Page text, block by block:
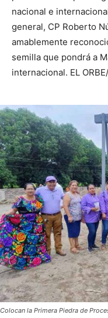
nacional e
general, CP Roberto
amablemente
semilla que pondrá a
internacional. EL
Colocan la Primera Piedra de